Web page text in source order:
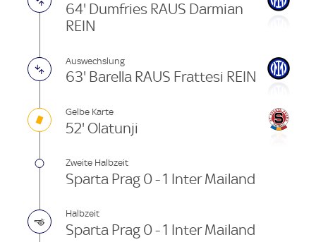
64' Dumfries RAUS Darmian
REIN
Auswechslung
63' Barella RAUS Frattesi REIN
Gelbe Karte
52' Olatunji
Zweite Halbzeit
Sparta Prag 0 - 1 Inter Mailand
Halbzeit
Sparta Prag 0 - 1 Inter Mailand